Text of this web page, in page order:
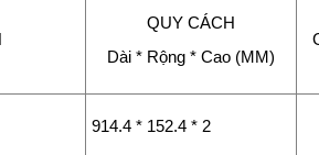
QUY CÁCH
Dài * Rộng * Cao (MM)
914.4 * 152.4 * 2